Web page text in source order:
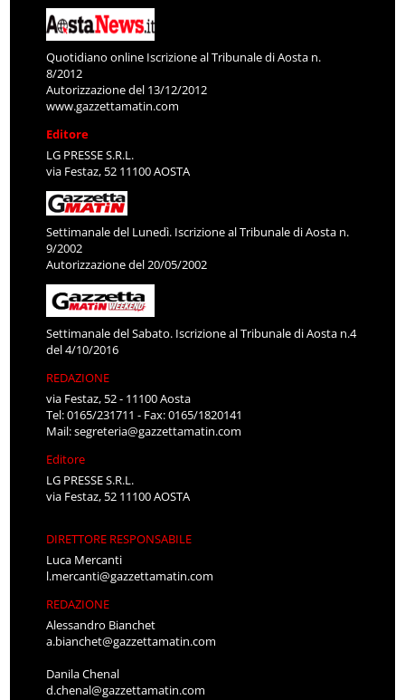
Quotidiano online Iscrizione al Tribunale di Aosta n.
8/2012
Autorizzazione del 13/12/2012
www.gazzettamatin.com
Editore
LG PRESSE S.R.L.
via Festaz, 52 11100 AOSTA
Settimanale del Lunedì. Iscrizione al Tribunale di Aosta n.
9/2002
Autorizzazione del 20/05/2002
Settimanale del Sabato. Iscrizione al Tribunale di Aosta n.4
del 4/10/2016
REDAZIONE
via Festaz, 52 - 11100 Aosta
Tel: 0165/231711 - Fax: 0165/1820141
Mail:segreteria@gazzettamatin.com
Editore
LG PRESSE S.R.L.
via Festaz, 52 11100 AOSTA
DIRETTORE RESPONSABILE
Luca Mercanti
l.mercanti@gazzettamatin.com
REDAZIONE
Alessandro Bianchet
a.bianchet@gazzettamatin.com
Danila Chenal
d.chenal@gazzettamatin.com